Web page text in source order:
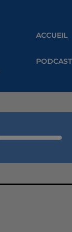
ACCUEIL